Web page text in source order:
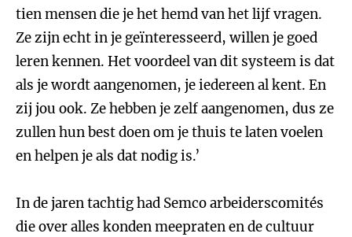
tien mensen die je het hemd van het lijf vragen.
Ze zijn echt in je geïnteresseerd, willen je goed
leren kennen. Het voordeel van dit systeem is dat
als je wordt aangenomen, je iedereen al kent. En
zij jou ook. Ze hebben je zelf aangenomen, dus ze
zullen hun best doen om je thuis te laten voelen
en helpen je als dat nodig is.’
In de jaren tachtig had Semco arbeiderscomités
die over alles konden meepraten en de cultuur